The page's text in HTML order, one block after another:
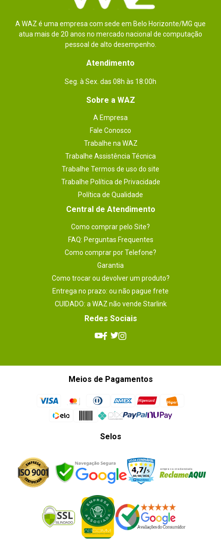
A WAZ é uma empresa com sede em Belo Horizonte/MG que
atua mais de 20 anos no mercado nacional de computação
pessoal de alto desempenho.
Atendimento
Seg. à Sex. das 08h às 18:00h
Sobre a WAZ
A Empresa
Fale Conosco
Trabalhe na WAZ
Trabalhe Assistência Técnica
Trabalhe Termos de uso do site
Trabalhe Política de Privacidade
Política de Qualidade
Central de Atendimento
Como comprar pelo Site?
FAQ: Perguntas Frequentes
Como comprar por Telefone?
Garantia
Como trocar ou devolver um produto?
Entrega no prazo: ou não pague frete
CUIDADO: a WAZ não vende Starlink
Redes Sociais
Meios de Pagamentos
Selos